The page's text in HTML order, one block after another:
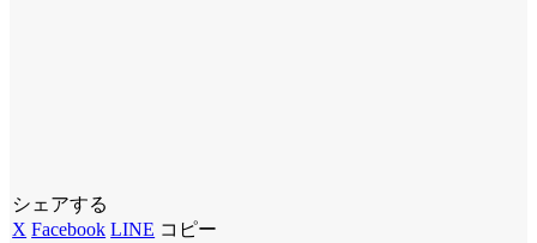
シェアする
X Facebook LINE コピー